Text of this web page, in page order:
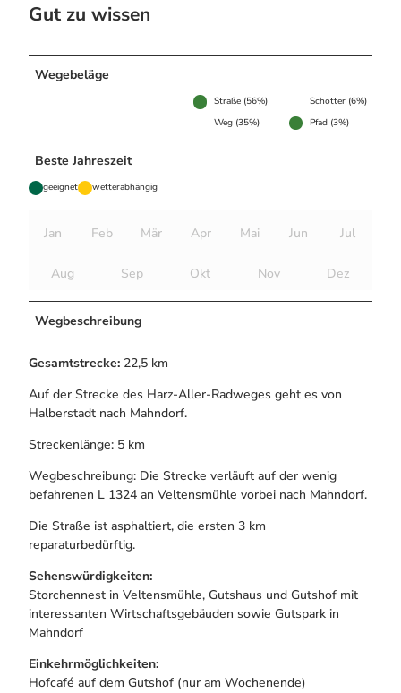
Gut zu wissen
Wegebeläge
Straße (56%)
Schotter (6%)
Weg (35%)
Pfad (3%)
Beste Jahreszeit
geeignet wetterabhängig
Jan Feb Mär Apr Mai Jun Jul
Aug Sep Okt Nov Dez
Wegbeschreibung
Gesamtstrecke: 22,5 km
Auf der Strecke des Harz-Aller-Radweges geht es von
Halberstadt nach Mahndorf.
Streckenlänge: 5 km
Wegbeschreibung: Die Strecke verläuft auf der wenig
befahrenen L 1324 an Veltensmühle vorbei nach Mahndorf.
Die Straße ist asphaltiert, die ersten 3 km
reparaturbedürftig.
Sehenswürdigkeiten:
Storchennest in Veltensmühle, Gutshaus und Gutshof mit
interessanten Wirtschaftsgebäuden sowie Gutspark in
Mahndorf
Einkehrmöglichkeiten:
Hofcafé auf dem Gutshof (nur am Wochenende)